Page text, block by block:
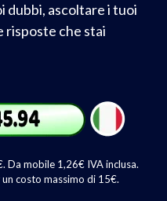
dubbi, ascoltare i tuoi
risposte che stai
Da mobile 1,26€ IVA inclusa.
costo massimo di 15€.